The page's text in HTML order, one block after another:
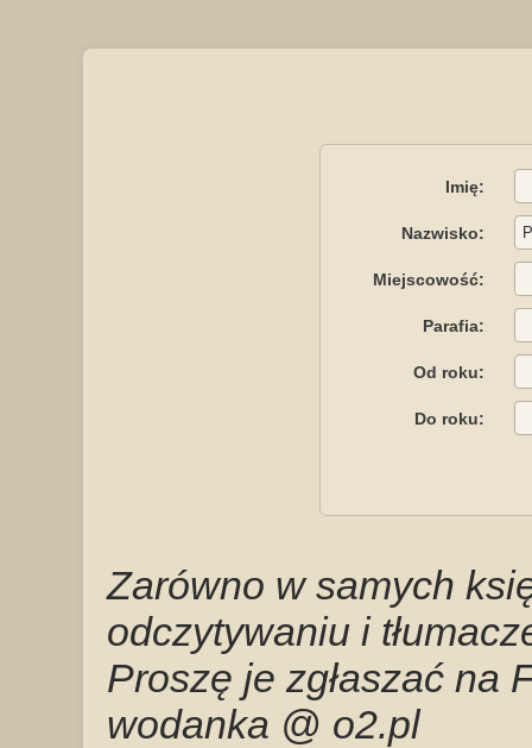
Imię:
Nazwisko:
Miejscowość:
Parafia:
Od roku:
Do roku:
Zarówno w samych
odczytywaniu i
Proszę je zgłaszać na
wodanka @ o2.pl